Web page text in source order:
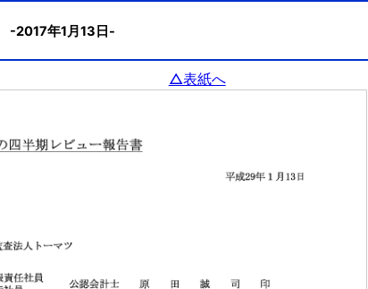
-2017年1月13日-
△表紙へ